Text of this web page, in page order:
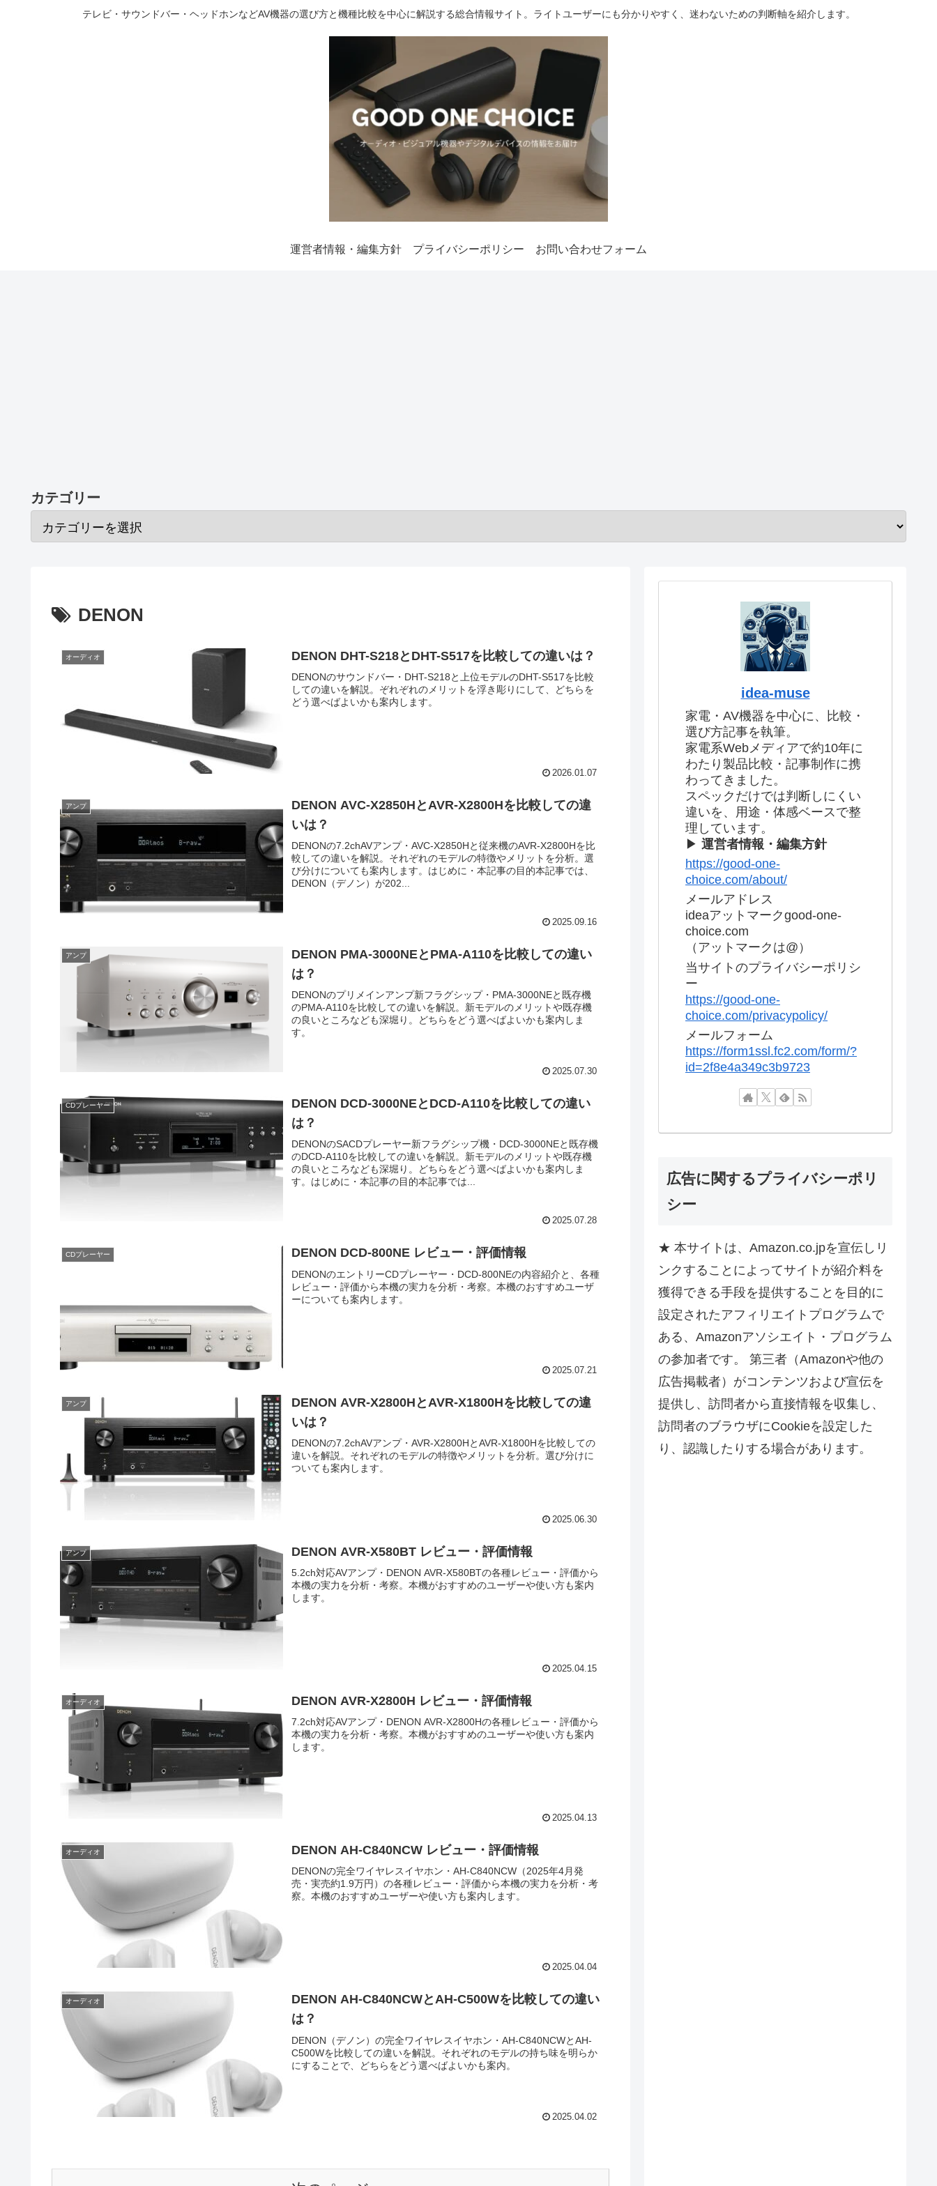
テレビ・サウンドバー・ヘッドホンなどAV機器の選び方と機種比較を中心に解説する総合情報サイト。ライトユーザーにも分かりやすく、迷わないための判断軸を紹介します。
運営者情報・編集方針 プライバシーポリシー お問い合わせフォーム
カテゴリー
DENON
オーディオ DENON DHT-S218とDHT-S517を比較しての違いは？
DENONのサウンドバー・DHT-S218と上位モデルのDHT-S517を比較
しての違いを解説。ぞれぞれのメリットを浮き彫りにして、どちらを
どう選べばよいかも案内します。
2026.01.07
アンプ
DENON AVC-X2850HとAVR-X2800Hを比較しての違
いは？
DENONの7.2chAVアンプ・AVC-X2850Hと従来機のAVR-X2800Hを比
較しての違いを解説。それぞれのモデルの特徴やメリットを分析。選
び分けについても案内します。はじめに・本記事の目的本記事では、
DENON（デノン）が202...
2025.09.16
アンプ
DENON PMA-3000NEとPMA-A110を比較しての違い
は？
DENONのプリメインアンプ新フラグシップ・PMA-3000NEと既存機
のPMA-A110を比較しての違いを解説。新モデルのメリットや既存機
の良いところなども深堀り。どちらをどう選べばよいかも案内しま
す。
2025.07.30
CDプレーヤー
DENON DCD-3000NEとDCD-A110を比較しての違い
は？
DENONのSACDプレーヤー新フラグシップ機・DCD-3000NEと既存機
のDCD-A110を比較しての違いを解説。新モデルのメリットや既存機
の良いところなども深堀り。どちらをどう選べばよいかも案内しま
す。はじめに・本記事の目的本記事では...
2025.07.28
CDプレーヤー DENON DCD-800NE レビュー・評価情報
DENONのエントリーCDプレーヤー・DCD-800NEの内容紹介と、各種
レビュー・評価から本機の実力を分析・考察。本機のおすすめユーザ
ーについても案内します。
2025.07.21
アンプ
DENON AVR-X2800HとAVR-X1800Hを比較しての違
いは？
DENONの7.2chAVアンプ・AVR-X2800HとAVR-X1800Hを比較しての
違いを解説。それぞれのモデルの特徴やメリットを分析。選び分けに
ついても案内します。
2025.06.30
アンプ DENON AVR-X580BT レビュー・評価情報
5.2ch対応AVアンプ・DENON AVR-X580BTの各種レビュー・評価から
本機の実力を分析・考察。本機がおすすめのユーザーや使い方も案内
します。
2025.04.15
オーディオ DENON AVR-X2800H レビュー・評価情報
7.2ch対応AVアンプ・DENON AVR-X2800Hの各種レビュー・評価から
本機の実力を分析・考察。本機がおすすめのユーザーや使い方も案内
します。
2025.04.13
オーディオ DENON AH-C840NCW レビュー・評価情報
DENONの完全ワイヤレスイヤホン・AH-C840NCW（2025年4月発
売・実売約1.9万円）の各種レビュー・評価から本機の実力を分析・考
察。本機のおすすめユーザーや使い方も案内します。
2025.04.04
オーディオ
DENON AH-C840NCWとAH-C500Wを比較しての違い
は？
DENON（デノン）の完全ワイヤレスイヤホン・AH-C840NCWとAH-
C500Wを比較しての違いを解説。それぞれのモデルの持ち味を明らか
にすることで、どちらをどう選べばよいかも案内。
2025.04.02
idea-muse
家電・AV機器を中心に、比較・
選び方記事を執筆。
家電系Webメディアで約10年に
わたり製品比較・記事制作に携
わってきました。
スペックだけでは判断しにくい
違いを、用途・体感ベースで整
理しています。
▶ 運営者情報・編集方針
https://good-one-
choice.com/about/
メールアドレス
ideaアットマークgood-one-
choice.com
（アットマークは@）
当サイトのプライバシーポリシ
ー
https://good-one-
choice.com/privacypolicy/
メールフォーム
https://form1ssl.fc2.com/form/?
id=2f8e4a349c3b9723
広告に関するプライバシーポリ
シー
★ 本サイトは、Amazon.co.jpを宣伝しリ
ンクすることによってサイトが紹介料を
獲得できる手段を提供することを目的に
設定されたアフィリエイトプログラムで
ある、Amazonアソシエイト・プログラム
の参加者です。 第三者（Amazonや他の
広告掲載者）がコンテンツおよび宣伝を
提供し、訪問者から直接情報を収集し、
訪問者のブラウザにCookieを設定した
り、認識したりする場合があります。